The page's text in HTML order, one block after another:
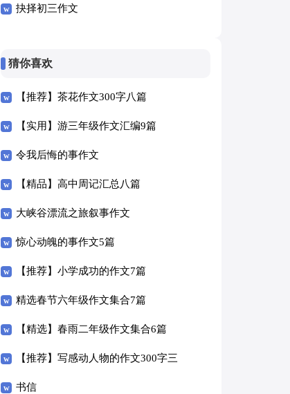
抉择初三作文
猜你喜欢
【推荐】茶花作文300字八篇
【实用】游三年级作文汇编9篇
令我后悔的事作文
【精品】高中周记汇总八篇
大峡谷漂流之旅叙事作文
惊心动魄的事作文5篇
【推荐】小学成功的作文7篇
精选春节六年级作文集合7篇
【精选】春雨二年级作文集合6篇
【推荐】写感动人物的作文300字三
篇
书信